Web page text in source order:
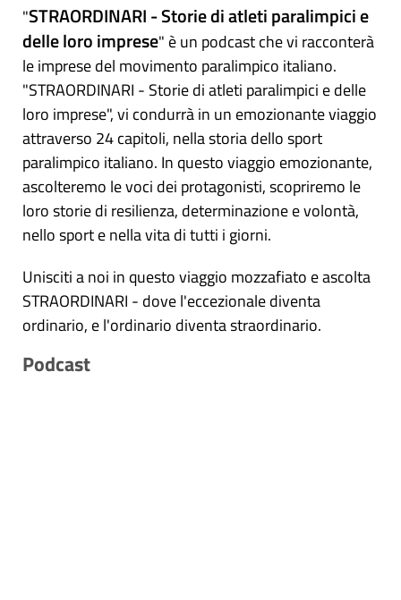
"STRAORDINARI - Storie di atleti paralimpici e
delle loro imprese" è un podcast che vi racconterà
le imprese del movimento paralimpico italiano.
"STRAORDINARI - Storie di atleti paralimpici e delle
loro imprese", vi condurrà in un emozionante viaggio
attraverso 24 capitoli, nella storia dello sport
paralimpico italiano. In questo viaggio emozionante,
ascolteremo le voci dei protagonisti, scopriremo le
loro storie di resilienza, determinazione e volontà,
nello sport e nella vita di tutti i giorni.
Unisciti a noi in questo viaggio mozzafiato e ascolta
STRAORDINARI - dove l'eccezionale diventa
ordinario, e l'ordinario diventa straordinario.
Podcast